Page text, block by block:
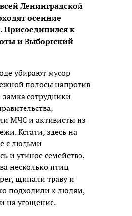
Ленинградской
осенние
Присоединился к
и Выборгский
убирают мусор
полосы напротив
замка сотрудники
МЧС и активисты из
Кстати, здесь на
с людьми
и утиное семейство.
несколько птиц
щипали траву и
подходили к людям,
на угощение.